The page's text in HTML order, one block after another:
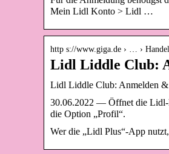
Mein Lidl Konto > Lidl …
http s://www.giga.de › … ›
Lidl Liddle Club:
Lidl Liddle Club: Anmelden &
30.06.2022 — Öffnet die Lidl-
die Option „Profil“.
Wer die „Lidl Plus“-App